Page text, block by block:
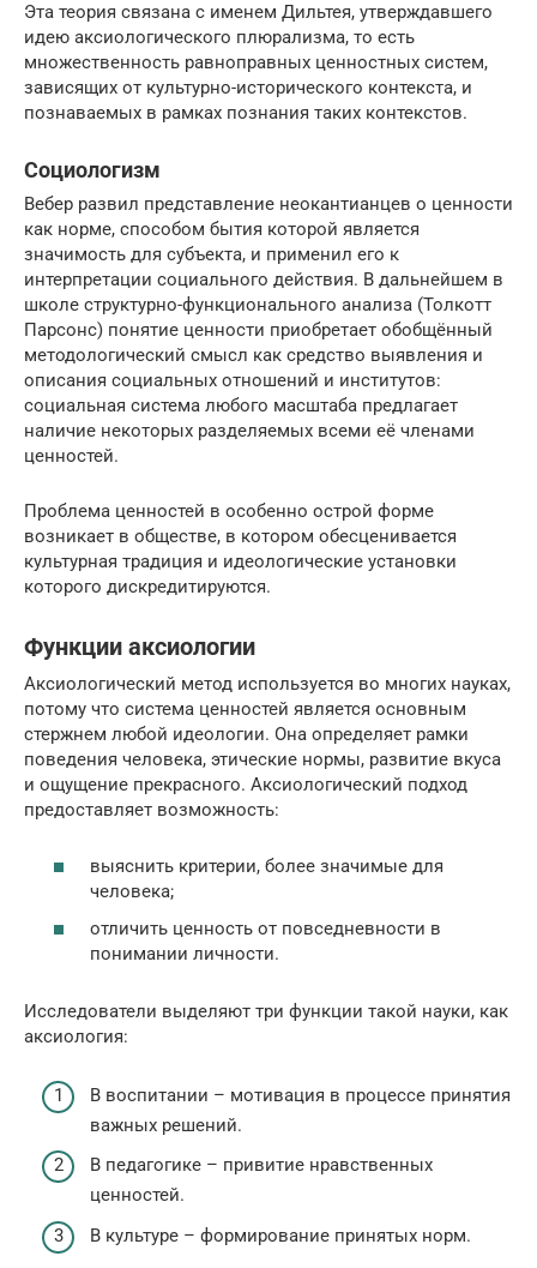
Эта теория связана с именем Дильтея, утверждавшего
идею аксиологического плюрализма, то есть
множественность равноправных ценностных систем,
зависящих от культурно-исторического контекста, и
познаваемых в рамках познания таких контекстов.
Социологизм
Вебер развил представление неокантианцев о ценности
как норме, способом бытия которой является
значимость для субъекта, и применил его к
интерпретации социального действия. В дальнейшем в
школе структурно-функционального анализа (Толкотт
Парсонс) понятие ценности приобретает обобщённый
методологический смысл как средство выявления и
описания социальных отношений и институтов:
социальная система любого масштаба предлагает
наличие некоторых разделяемых всеми её членами
ценностей.
Проблема ценностей в особенно острой форме
возникает в обществе, в котором обесценивается
культурная традиция и идеологические установки
которого дискредитируются.
Функции аксиологии
Аксиологический метод используется во многих науках,
потому что система ценностей является основным
стержнем любой идеологии. Она определяет рамки
поведения человека, этические нормы, развитие вкуса
и ощущение прекрасного. Аксиологический подход
предоставляет возможность:
выяснить критерии, более значимые для
человека;
отличить ценность от повседневности в
понимании личности.
Исследователи выделяют три функции такой науки, как
аксиология:
В воспитании – мотивация в процессе принятия
важных решений.
В педагогике – привитие нравственных
ценностей.
В культуре – формирование принятых норм.